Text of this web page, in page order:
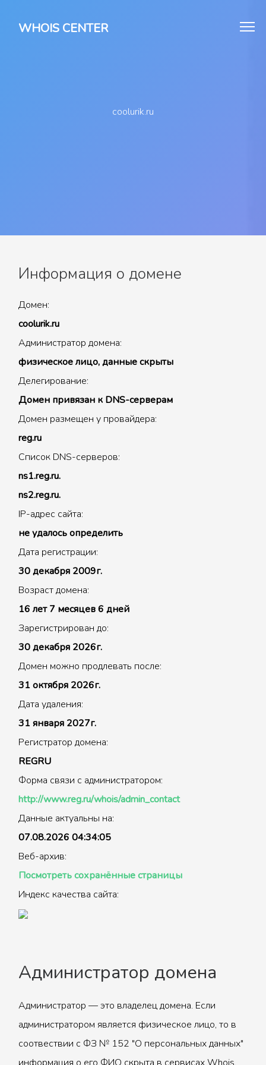
WHOIS CENTER
coolurik.ru
Информация о домене
Домен:
coolurik.ru
Администратор домена:
физическое лицо, данные скрыты
Делегирование:
Домен привязан к DNS-серверам
Домен размещен у провайдера:
reg.ru
Список DNS-серверов:
ns1.reg.ru.
ns2.reg.ru.
IP-адрес сайта:
не удалось определить
Дата регистрации:
30 декабря 2009г.
Возраст домена:
16 лет 7 месяцев 6 дней
Зарегистрирован до:
30 декабря 2026г.
Домен можно продлевать после:
31 октября 2026г.
Дата удаления:
31 января 2027г.
Регистратор домена:
REGRU
Форма связи с администратором:
http://www.reg.ru/whois/admin_contact
Данные актуальны на:
07.08.2026 04:34:05
Веб-архив:
Посмотреть сохранённые страницы
Индекс качества сайта:
Администратор домена
Администратор — это владелец домена. Если
администратором является физическое лицо, то в
соотвествии с ФЗ № 152 "О персональных данных"